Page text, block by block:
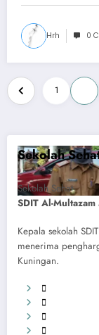
Hrh 0
Posts
pagination
1
Sekolah
Sekolah Sehat
SDIT Al-
Kepala sekolah
menerima
Kuningan.